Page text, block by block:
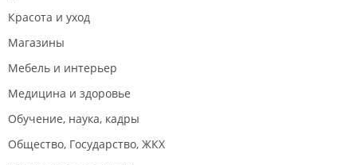
Красота и уход
Магазины
Мебель и интерьер
Медицина и здоровье
Обучение, наука, кадры
Общество, Государство, ЖКХ